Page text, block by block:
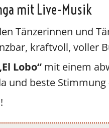
mit Live-Musik
Tänzerinnen und
kraftvoll, voller
Lobo“ mit einem
und beste Stimmung